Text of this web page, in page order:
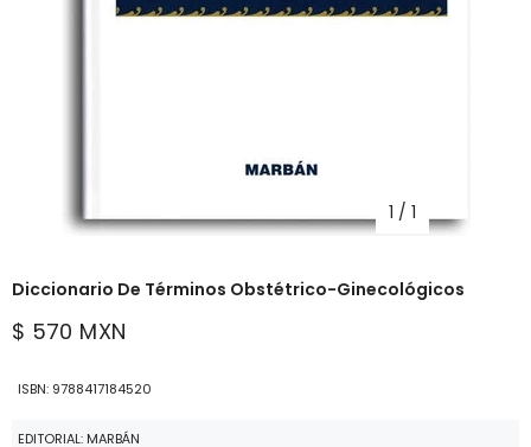
1 / 1
Diccionario De Términos Obstétrico-Ginecológicos
$ 570 MXN
ISBN: 9788417184520
EDITORIAL: MARBÁN